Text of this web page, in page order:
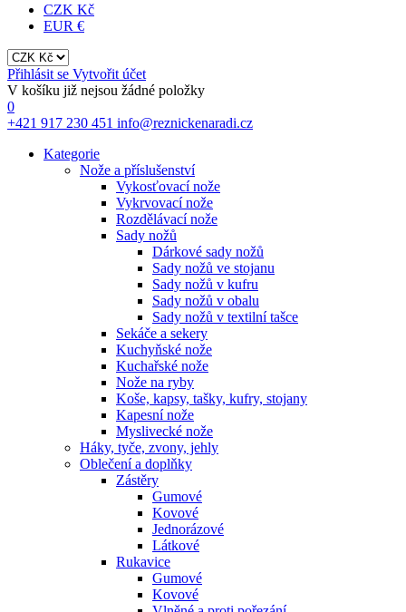
CZK Kč
EUR €
Přihlásit se Vytvořit účet
V košíku již nejsou žádné položky
0
+421 917 230 451 info@reznickenaradi.cz
Kategorie
Nože a příslušenství
Vykosťovací nože
Vykrvovací nože
Rozdělávací nože
Sady nožů
Dárkové sady nožů
Sady nožů ve stojanu
Sady nožů v kufru
Sady nožů v obalu
Sady nožů v textilní tašce
Sekáče a sekery
Kuchyňské nože
Kuchařské nože
Nože na ryby
Koše, kapsy, tašky, kufry, stojany
Kapesní nože
Myslivecké nože
Háky, tyče, zvony, jehly
Oblečení a doplňky
Zástěry
Gumové
Kovové
Jednorázové
Látkové
Rukavice
Gumové
Kovové